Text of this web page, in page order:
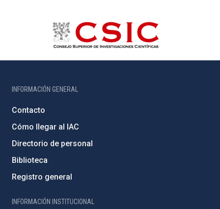
INFORMACIÓN GENERAL
Contacto
Cómo llegar al IAC
Directorio de personal
Biblioteca
Registro general
INFORMACIÓN INSTITUCIONAL